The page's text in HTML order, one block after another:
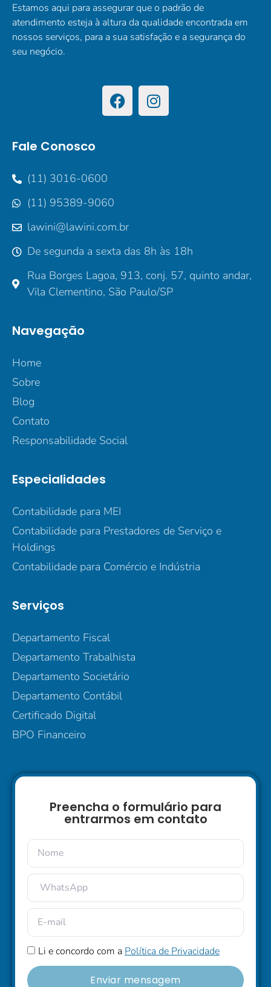
Estamos aqui para assegurar que o padrão de
atendimento esteja à altura da qualidade encontrada em
nossos serviços, para a sua satisfação e a segurança do
seu negócio.
Fale Conosco
(11) 3016-0600
(11) 95389-9060
lawini@lawini.com.br
De segunda a sexta das 8h às 18h
Rua Borges Lagoa, 913, conj. 57, quinto andar,
Vila Clementino, São Paulo/SP
Navegação
Home
Sobre
Blog
Contato
Responsabilidade Social
Especialidades
Contabilidade para MEI
Contabilidade para Prestadores de Serviço e
Holdings
Contabilidade para Comércio e Indústria
Serviços
Departamento Fiscal
Departamento Trabalhista
Departamento Societário
Departamento Contábil
Certificado Digital
BPO Financeiro
Preencha o formulário para
entrarmos em contato
Li e concordo com a Política de Privacidade
Enviar mensagem